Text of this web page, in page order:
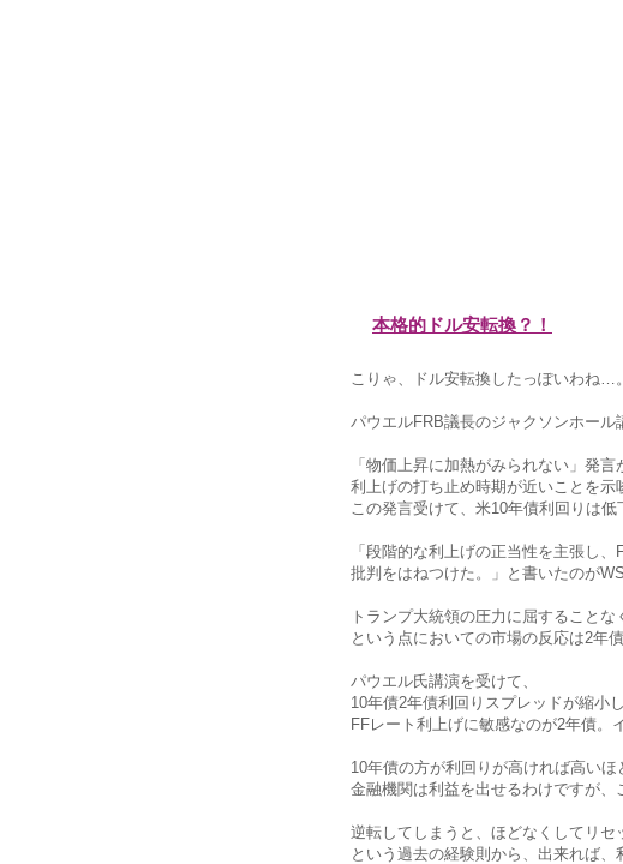
本格的ドル安転換？！
こりゃ、ドル安転換したっぽいわね…。
パウエルFRB議長のジャクソンホール
「物価上昇に加熱がみられない」発
利上げの打ち止め時期が近いことを示
この発言受けて、米10年債利回りは低
「段階的な利上げの正当性を主張し
批判をはねつけた。」と書いたのが
トランプ大統領の圧力に屈することな
という点においての市場の反応は2年
パウエル氏講演を受けて、
10年債2年債利回りスプレッドが縮小
FFレート利上げに敏感なのが2年債。
10年債の方が利回りが高ければ高い
金融機関は利益を出せるわけですが、
逆転してしまうと、ほどなくしてリセ
という過去の経験則から、出来れば、